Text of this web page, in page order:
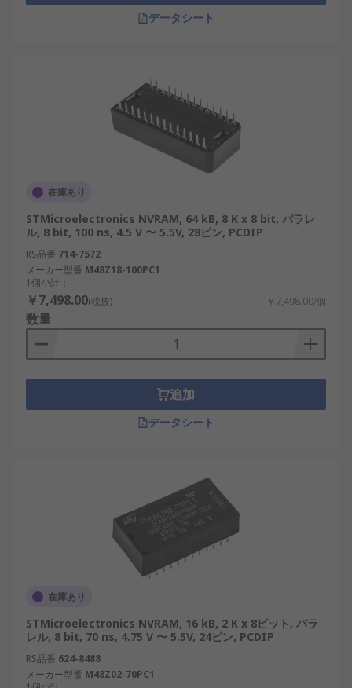
IoT デバイス：設定とログのデータ ストレー
ジをサポートし、スマート デバイスでの効率
ョンでデータの整合性を維持し、信頼性の高
い運用に貢献します。
：ウェーハ製造およびテスト装置
で正確なデータ処理を保証します。
NVRAM・不揮発性メモリ メ
ーカー
以下の企業を含む、いくつかの評判の高いブランド
が高品質の NVRAM を製造しています。
STMicroelectronics：信頼性が高く耐久性の
ある NVRAM ソリューションで知られていま
す。
ン向けの高度な NVRAM を提供しています。
Greenwich Instruments：革新的なメモリ技
ションに優れた日本のメーカーです。
NVRAM は現代の電子システムに不可欠なコンポー
ネントであり、さまざまな業界で信頼性が高く効率
的なデータ ストレージを提供します。日本の再生可
能エネルギーおよび産業用ロボット分野でのその役
割は、持続可能で革新的な技術の進歩を達成する上
類、利点、および用途を理解することで、ユーザー
はニーズに最適なソリューションを選択できます。
データシート
在庫あり
STMicroelectronics NVRAM, 64 kB, 8 K x 8 bit, パラレ
ル, 8 bit, 100 ns, 4.5 V 〜 5.5V, 28ピン, PCDIP
RS品番 714-7572
メーカー型番 M48Z18-100PC1
1個小計：
￥7,498.00(税抜) ￥7,498.00/個
数量
追加
データシート
在庫あり
STMicroelectronics NVRAM, 16 kB, 2 K x 8ビット, パラ
レル, 8 bit, 70 ns, 4.75 V 〜 5.5V, 24ピン, PCDIP
RS品番 624-8488
メーカー型番 M48Z02-70PC1